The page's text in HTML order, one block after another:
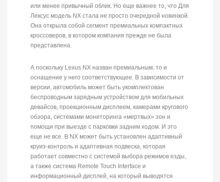
или менее привычный облик. Но еще важнее то, что Для
Лексус модель NX стала не просто очередной новинкой.
Она открыла собой сегмент премиальных компактных
кроссоверов, в котором компания прежде не была
представлена.
А поскольку Lexus NX назван премиальным, то и
оснащение у него соответствующее. В зависимости от
версии, автомобиль может быть укомплектован
беспроводным зарядным устройством для мобильных
девайсов, проекционным дисплеем, камерами кругового
обзора, системами мониторинга «мертвых» зон и
помощи при выезде с парковки задним ходом. И это
еще не все. В NX может быть установлен адаптивный
круиз-контроль и адаптивная подвеска, которая
работает совместно с системой выбора режимов езды,
а также система Remote Touch Interface и
информационный дисплей, на который выводятся